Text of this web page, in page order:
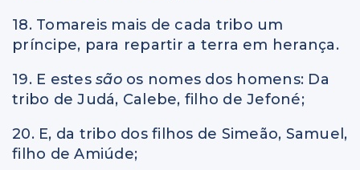
18. Tomareis mais de cada tribo um
príncipe, para repartir a terra em herança.
19. E estes são os nomes dos homens: Da
tribo de Judá, Calebe, filho de Jefoné;
20. E, da tribo dos filhos de Simeão, Samuel,
filho de Amiúde;